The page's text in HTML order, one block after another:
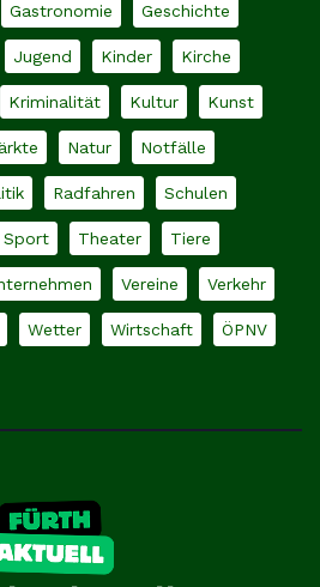
Gastronomie Geschichte
Jugend Kinder Kirche
Kriminalität Kultur Kunst
Natur Notfälle
Radfahren Schulen
Sport Theater Tiere
Vereine Verkehr
Wetter Wirtschaft ÖPNV